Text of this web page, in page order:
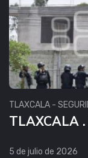
TLAXCALA -
TLAXCALA
5 de julio de 2026